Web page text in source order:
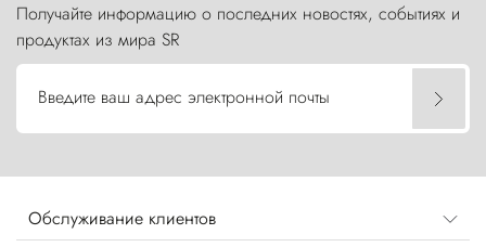
Получайте информацию о последних новостях, событиях и
продуктах из мира SR
Введите ваш адрес электронной почты
Обслуживание клиентов